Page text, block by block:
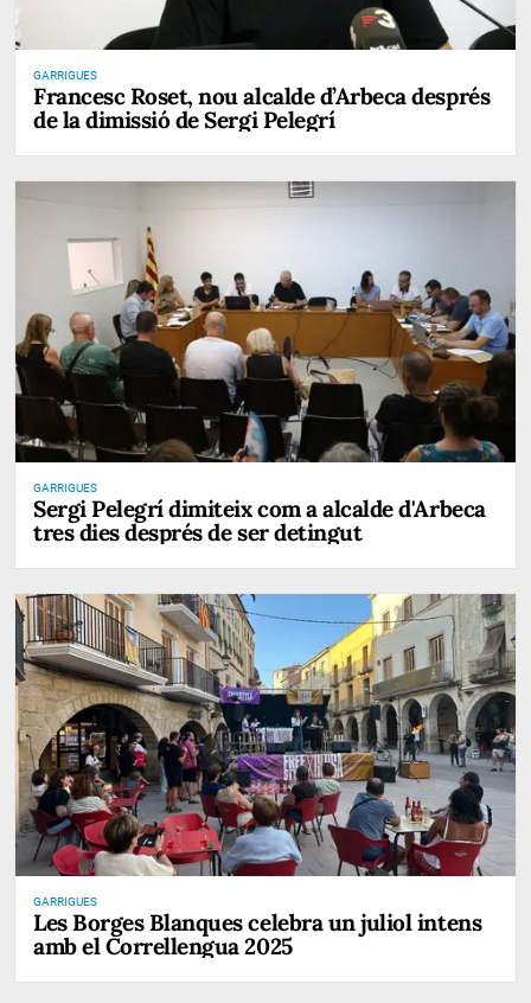
GARRIGUES
Francesc Roset, nou alcalde d’Arbeca després
de la dimissió de Sergi Pelegrí
GARRIGUES
Sergi Pelegrí dimiteix com a alcalde d'Arbeca
tres dies després de ser detingut
GARRIGUES
Les Borges Blanques celebra un juliol intens
amb el Correllengua 2025